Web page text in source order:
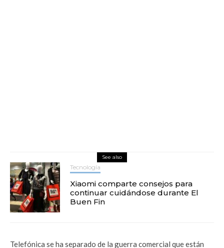
See also
Tecnología
Xiaomi comparte consejos para
continuar cuidándose durante El
Buen Fin
Telefónica se ha separado de la guerra comercial que están